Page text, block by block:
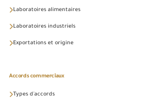
Laboratoires alimentaires
Laboratoires industriels
Exportations et origine
Accords commerciaux
Types d'accords